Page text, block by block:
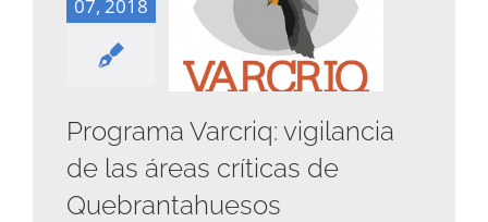
07, 2018
Programa Varcriq: vigilancia
de las áreas críticas de
Quebrantahuesos